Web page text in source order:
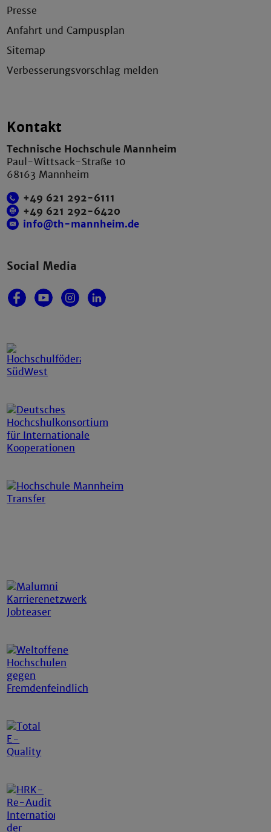
Presse
Anfahrt und Campusplan
Sitemap
Verbesserungsvorschlag melden
Kontakt
Technische Hochschule Mannheim
Paul-Wittsack-Straße 10
68163 Mannheim
+49 621 292-6111
+49 621 292-6420
info@th-mannheim.de
Social Media